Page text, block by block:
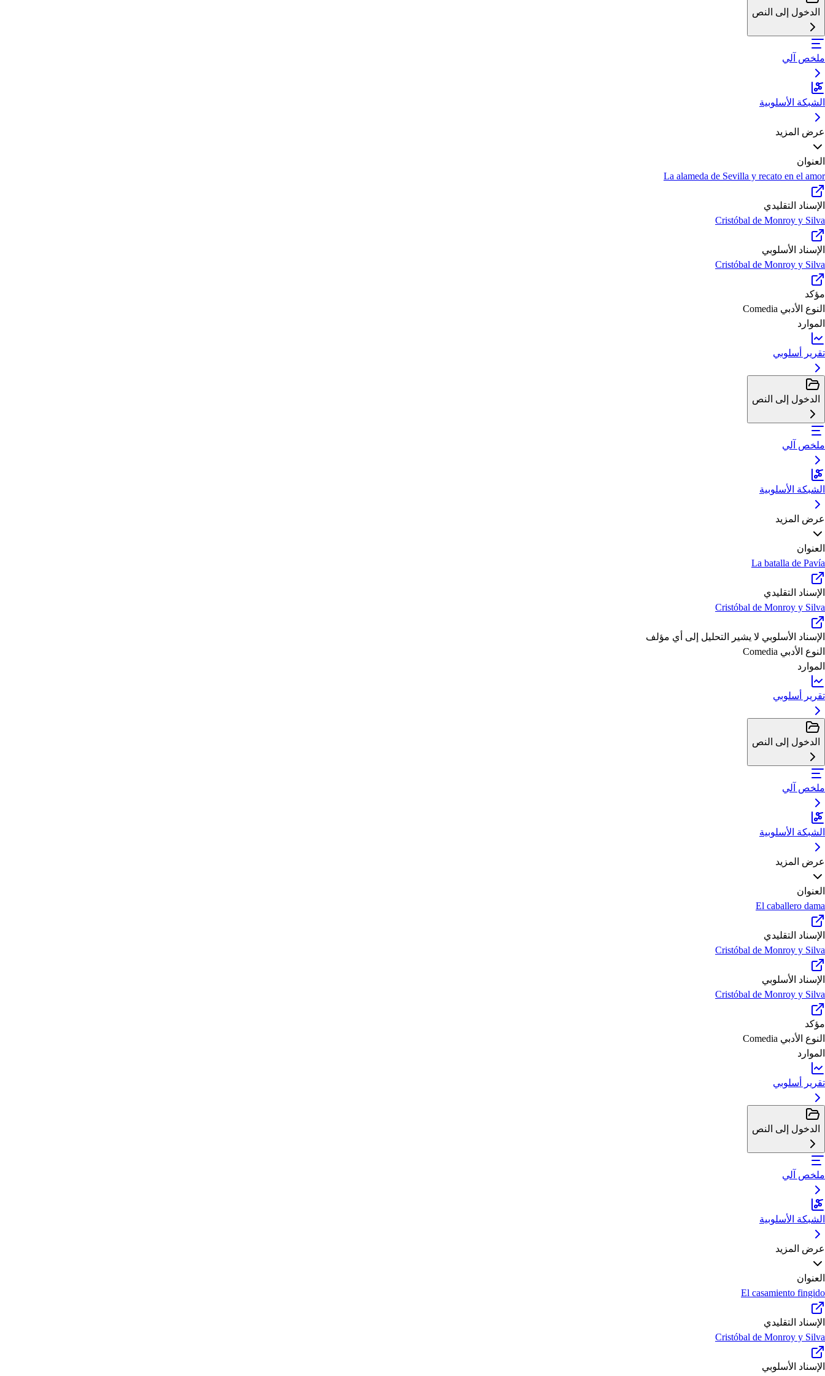
الدخول إلى النص
ملخص آلي
الشبكة الأسلوبية
عرض المزيد
العنوان
La alameda de Sevilla y recato en el amor
الإسناد التقليدي
Cristóbal de Monroy y Silva
الإسناد الأسلوبي
Cristóbal de Monroy y Silva
مؤكد
النوع الأدبي Comedia
الموارد
تقرير أسلوبي
الدخول إلى النص
ملخص آلي
الشبكة الأسلوبية
عرض المزيد
العنوان
La batalla de Pavía
الإسناد التقليدي
Cristóbal de Monroy y Silva
الإسناد الأسلوبي لا يشير التحليل إلى أي مؤلف
النوع الأدبي Comedia
الموارد
تقرير أسلوبي
الدخول إلى النص
ملخص آلي
الشبكة الأسلوبية
عرض المزيد
العنوان
El caballero dama
الإسناد التقليدي
Cristóbal de Monroy y Silva
الإسناد الأسلوبي
Cristóbal de Monroy y Silva
مؤكد
النوع الأدبي Comedia
الموارد
تقرير أسلوبي
الدخول إلى النص
ملخص آلي
الشبكة الأسلوبية
عرض المزيد
العنوان
El casamiento fingido
الإسناد التقليدي
Cristóbal de Monroy y Silva
الإسناد الأسلوبي